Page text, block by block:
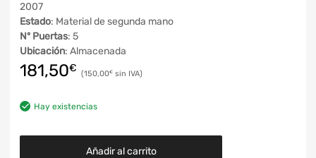
2007
Estado: Material de segunda mano
Nº Puertas: 5
Ubicación: Almacenada
181,50€ 150,00€
Hay existencias
Añadir al carrito